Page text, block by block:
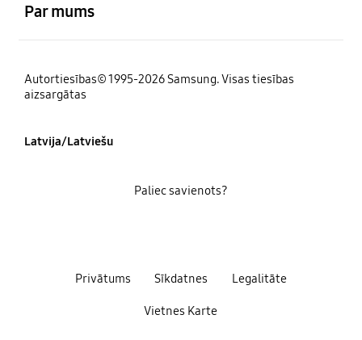
Par mums
Autortiesības© 1995-2026 Samsung. Visas tiesības
aizsargātas
Latvija/Latviešu
Privātums Sīkdatnes Legalitāte
Vietnes Karte
Paliec savienots?